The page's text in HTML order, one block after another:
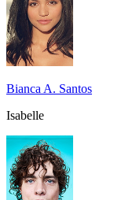
Bianca A. Santos
Isabelle